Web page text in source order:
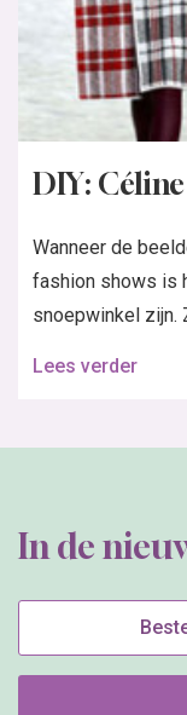
DIY:
Wanneer de
fashion shows is
snoepwinkel zijn.
Lees verder
In de